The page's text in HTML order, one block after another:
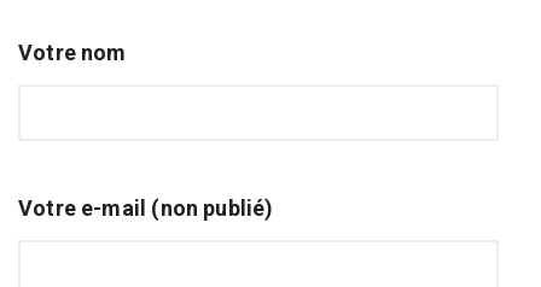
Votre nom
Votre e-mail (non publié)